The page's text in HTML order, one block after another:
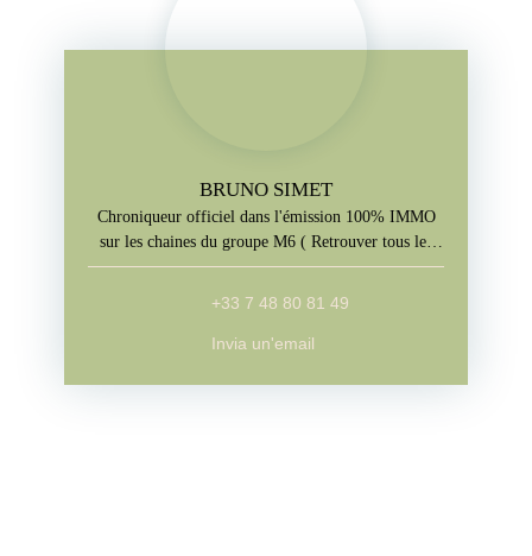
BRUNO SIMET
Chroniqueur officiel dans l'émission 100% IMMO
sur les chaines du groupe M6 ( Retrouver tous les
jours l'emission sur M6+, W9, Paris Première, téva)
+33 7 48 80 81 49
Invia un'email